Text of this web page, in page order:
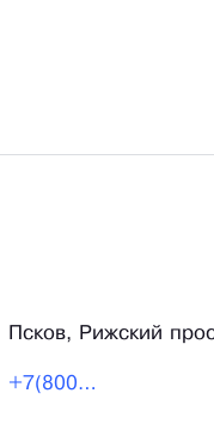
Псков, Рижский
+7(800)550-70-46